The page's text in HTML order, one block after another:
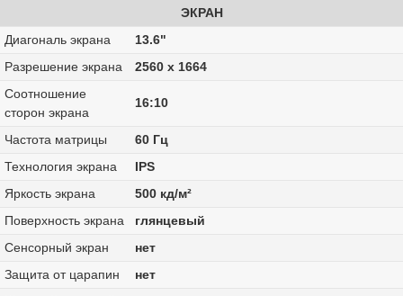
ЭКРАН
Диагональ экрана
13.6"
Разрешение экрана
2560 x 1664
Соотношение
сторон экрана
16:10
Частота матрицы
60 Гц
Технология экрана
IPS
Яркость экрана
500 кд/м²
Поверхность экрана
глянцевый
Сенсорный экран
нет
Защита от царапин
нет